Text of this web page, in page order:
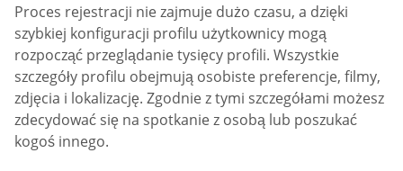
Proces rejestracji nie zajmuje dużo czasu, a dzięki
szybkiej konfiguracji profilu użytkownicy mogą
rozpocząć przeglądanie tysięcy profili. Wszystkie
szczegóły profilu obejmują osobiste preferencje, filmy,
zdjęcia i lokalizację. Zgodnie z tymi szczegółami możesz
zdecydować się na spotkanie z osobą lub poszukać
kogoś innego.